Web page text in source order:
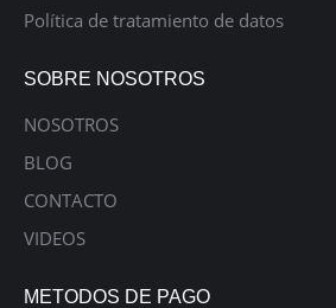
Política de tratamiento de datos
SOBRE NOSOTROS
NOSOTROS
BLOG
CONTACTO
VIDEOS
METODOS DE PAGO